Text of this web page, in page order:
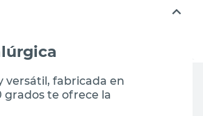
versátil, fabricada en
grados te ofrece la